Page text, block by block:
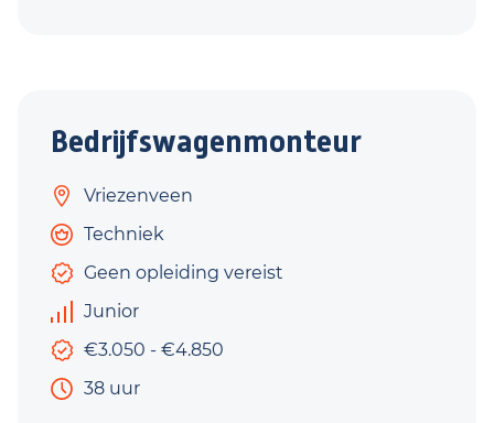
Bedrijfswagenmonteur
Vriezenveen
Techniek
Geen opleiding vereist
Junior
€3.050 - €4.850
38 uur